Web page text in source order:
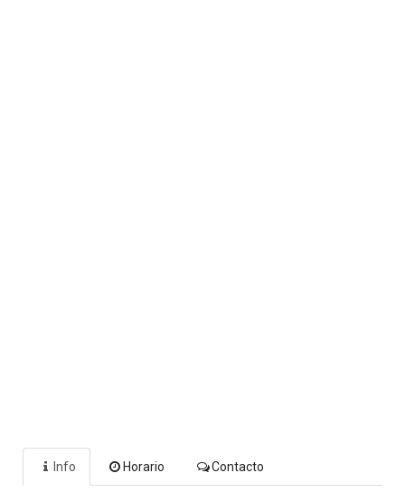
Info Horario Contacto